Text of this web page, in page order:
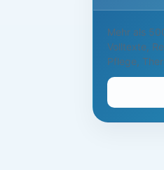
Mehr als
Volltexte,
Pflege,